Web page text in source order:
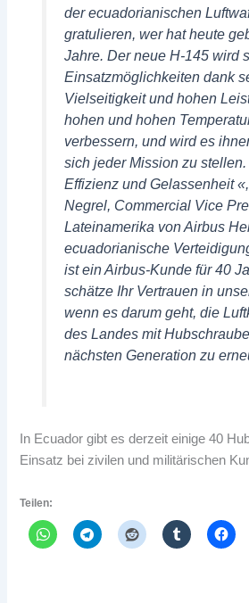
der ecuadorianischen
gratulieren, wer hat heute
Jahre. Der neue H-145 wird
Einsatzmöglichkeiten dank
Vielseitigkeit und hohen
hohen und hohen
verbessern, und wird es
sich jeder Mission zu stellen.
Effizienz und Gelassenheit
Negrel, Commercial Vice
Lateinamerika von Airbus
ecuadorianische
ist ein Airbus-Kunde für 40
schätze Ihr Vertrauen in
wenn es darum geht, die
des Landes mit
nächsten Generation zu
In Ecuador gibt es derzeit einige 40
Einsatz bei zivilen und militärischen
Teilen: